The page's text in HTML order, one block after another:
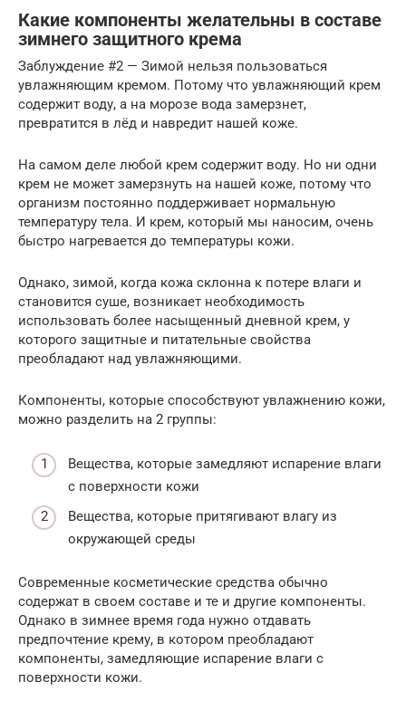
Какие компоненты желательны в составе
зимнего защитного крема
Заблуждение #2 — Зимой нельзя пользоваться
увлажняющим кремом. Потому что увлажняющий крем
содержит воду, а на морозе вода замерзнет,
превратится в лёд и навредит нашей коже.
На самом деле любой крем содержит воду. Но ни одни
крем не может замерзнуть на нашей коже, потому что
организм постоянно поддерживает нормальную
температуру тела. И крем, который мы наносим, очень
быстро нагревается до температуры кожи.
Однако, зимой, когда кожа склонна к потере влаги и
становится суше, возникает необходимость
использовать более насыщенный дневной крем, у
которого защитные и питательные свойства
преобладают над увлажняющими.
Компоненты, которые способствуют увлажнению кожи,
можно разделить на 2 группы:
Вещества, которые замедляют испарение влаги
с поверхности кожи
Вещества, которые притягивают влагу из
окружающей среды
Современные косметические средства обычно
содержат в своем составе и те и другие компоненты.
Однако в зимнее время года нужно отдавать
предпочтение крему, в котором преобладают
компоненты, замедляющие испарение влаги с
поверхности кожи.